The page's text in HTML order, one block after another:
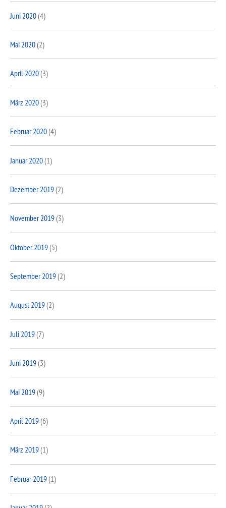
Juni 2020(4)
Mai 2020(2)
April 2020(3)
März 2020(3)
Februar 2020(4)
Januar 2020(1)
Dezember 2019(2)
November 2019(3)
Oktober 2019(5)
September 2019(2)
August 2019(2)
Juli 2019(7)
Juni 2019(3)
Mai 2019(9)
April 2019(6)
März 2019(1)
Februar 2019(1)